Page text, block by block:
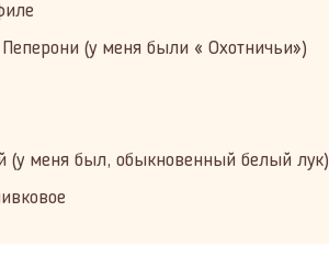
(у меня были « Охотничьи»)
(у меня был, обыкновенный белый лук)